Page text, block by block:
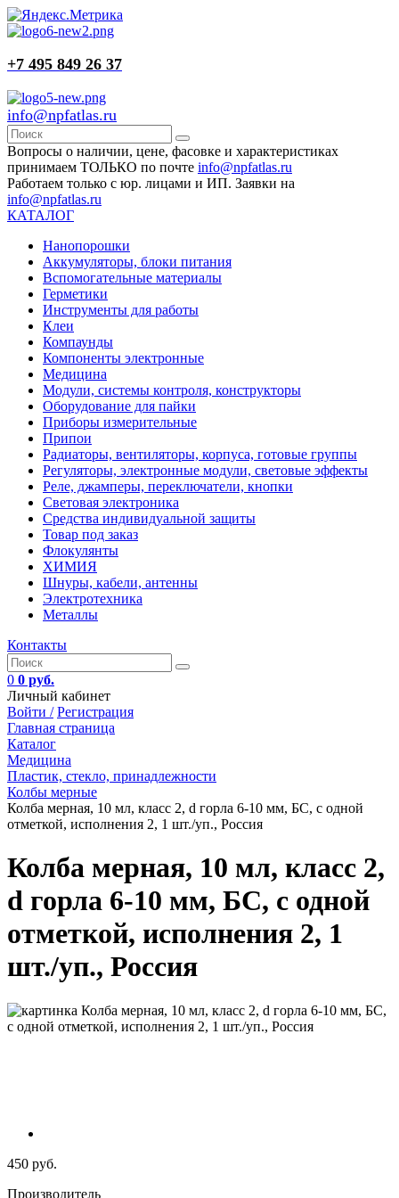
+7 495 849 26 37
info@npfatlas.ru
Вопросы о наличии, цене, фасовке и характеристиках
принимаем ТОЛЬКО по почте info@npfatlas.ru
Работаем только с юр. лицами и ИП. Заявки на
info@npfatlas.ru
КАТАЛОГ
Нанопорошки
Аккумуляторы, блоки питания
Вспомогательные материалы
Герметики
Инструменты для работы
Клеи
Компаунды
Компоненты электронные
Медицина
Модули, системы контроля, конструкторы
Оборудование для пайки
Приборы измерительные
Припои
Радиаторы, вентиляторы, корпуса, готовые группы
Регуляторы, электронные модули, световые эффекты
Реле, джамперы, переключатели, кнопки
Световая электроника
Средства индивидуальной защиты
Товар под заказ
Флокулянты
ХИМИЯ
Шнуры, кабели, антенны
Электротехника
Металлы
Контакты
0 0 руб.
Личный кабинет
Войти / Регистрация
Главная страница
Каталог
Медицина
Пластик, стекло, принадлежности
Колбы мерные
Колба мерная, 10 мл, класс 2, d горла 6-10 мм, БС, с одной
отметкой, исполнения 2, 1 шт./уп., Россия
Колба мерная, 10 мл, класс 2,
d горла 6-10 мм, БС, с одной
отметкой, исполнения 2, 1
шт./уп., Россия
450 руб.
Производитель